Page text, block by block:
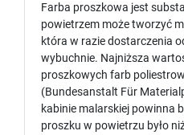
Farba proszkowa jest
powietrzem może tworzyć
która w razie dostarczenia
wybuchnie. Najniższa
proszkowych farb
(Bundesanstalt Für
kabinie malarskiej powinna
proszku w powietrzu było